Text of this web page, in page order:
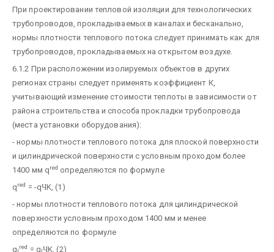
При проектировании тепловой изоляции для технологических
трубопроводов, прокладываемых в каналах и бесканально,
нормы плотности теплового потока следует принимать как для
трубопроводов, прокладываемых на открытом воздухе.
6.1.2 При расположении изолируемых объектов в других
регионах страны следует применять коэффициент К,
учитывающий изменение стоимости теплоты в зависимости от
района строительства и способа прокладки трубопровода
(места установки оборудования):
- нормы плотности теплового потока для плоской поверхности
и цилиндрической поверхности с условным проходом более
1400 мм qred определяются по формуле
qred = -qЧK, (1)
- нормы плотности теплового потока для цилиндрической
поверхности условным проходом 1400 мм и менее
определяются по формуле
q red = q ЧK, (2)